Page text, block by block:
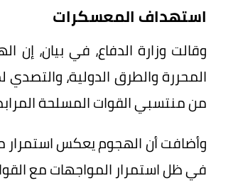
استهداف المعسكرات
وقالت وزارة الدفاع، في بيان،
المحررة والطرق الدولية،
من منتسبي القوات المسلحة
وأضافت أن الهجوم يعكس استمرار
في ظل استمرار المواجهات مع